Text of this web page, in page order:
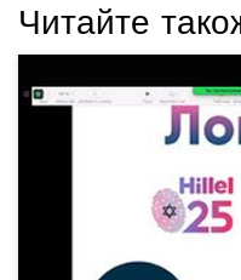
Читайте